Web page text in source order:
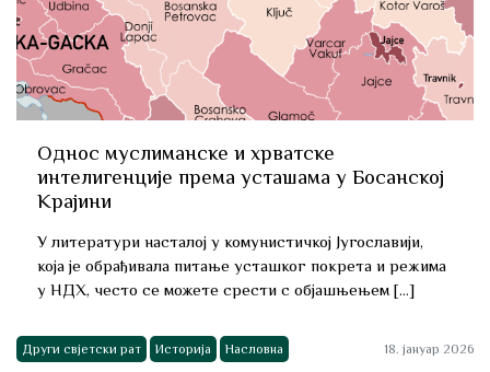
Однос муслиманске и хрватске
интелигенције према усташама у Босанској
Крајини
У литератури насталој у комунистичкој Југославији,
која је обрађивала питање усташког покрета и режима
у НДХ, често се можете срести с објашњењем […]
Други свјетски рат Историја Насловна 18. јануар 2026